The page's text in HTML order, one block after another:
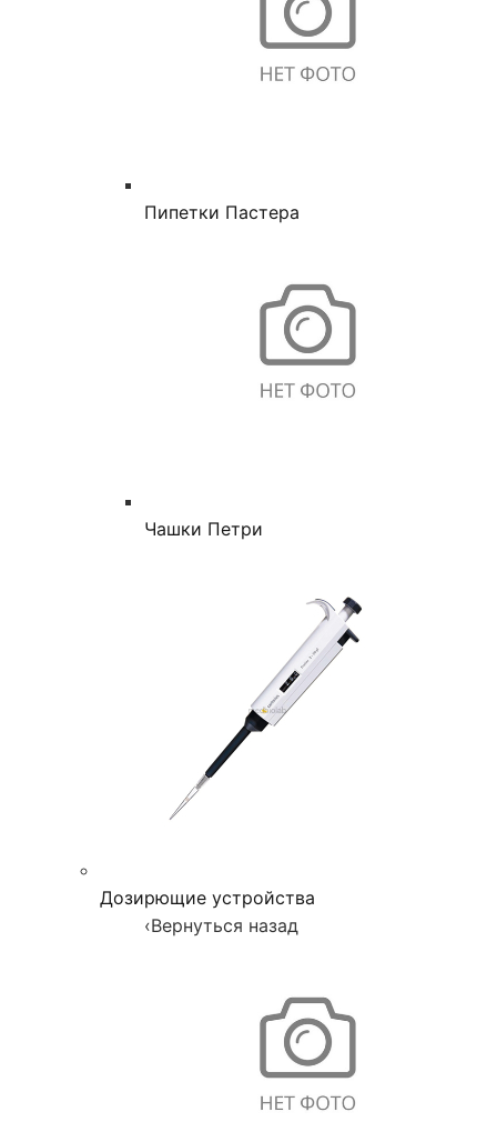
Пипетки Пастера
Чашки Петри
Дозирющие устройства
‹Вернуться назад